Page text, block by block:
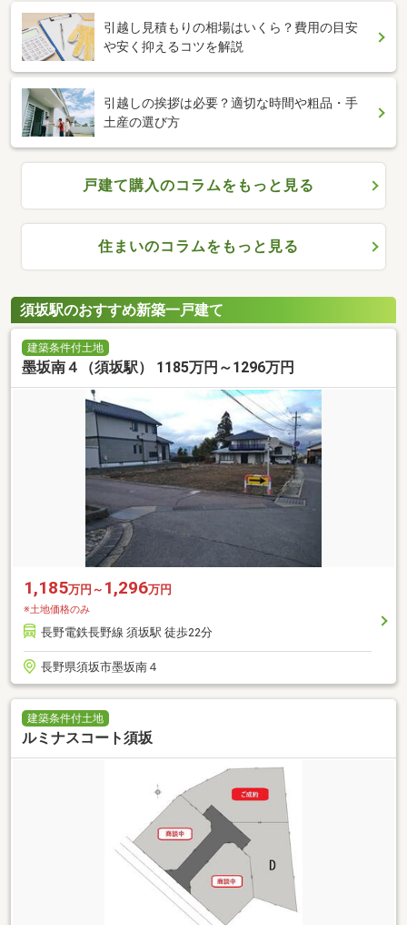
引越し見積もりの相場はいくら？費用の目安
や安く抑えるコツを解説
引越しの挨拶は必要？適切な時間や粗品・手
土産の選び方
戸建て購入のコラムをもっと見る
住まいのコラムをもっと見る
須坂駅のおすすめ新築一戸建て
建築条件付土地
墨坂南４（須坂駅） 1185万円～1296万円
1,185万円～ 1,296万円
※土地価格のみ
長野電鉄長野線 須坂駅 徒歩22分
長野県須坂市墨坂南４
建築条件付土地
ルミナスコート須坂